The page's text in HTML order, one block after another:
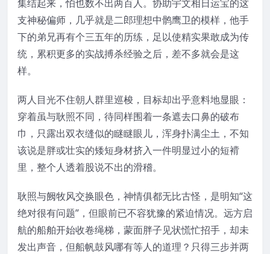
集结起来，怕也数不出两百人。协助宇文相日运宝的这
支神秘偏师，几乎就是二郎理想中鹘鹰卫的模样，他手
下的弟兄再有个三五年的历练，足以使精实果敢成为传
统，累积更多的实战搏杀经验之后，差不多就会是这
样。
两人目光不住朝人群里巡梭，目标却出乎意料地显眼：
穿着虽与耿照不同，待同样围着一条遮去口鼻的破布
巾，只露出双衣缝似的瞇瞇眼儿，浑身扑满尘土，不知
该说是胖或壮实的矮短身材挤入一件明显过小的短褙
里，整个人透着股说不出的滑稽。
耿照与阙牧风交换眼色，神情俱都无比古怪，是明知“这
绝对很有问题”，但眼前已不容犹豫的紧迫情况。远方启
航的船舶开始收卷绳梯，蒙面胖子见状慌忙招手，却未
发出声音，但船帆鼓风哪有等人的道理？只得三步并两